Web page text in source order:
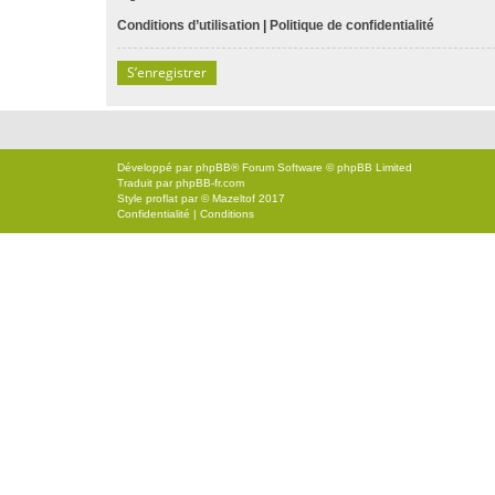
Conditions d’utilisation | Politique de confidentialité
S’enregistrer
Développé parphpBB® Forum Software © phpBB Limited
Traduit parphpBB-fr.com
Style proflat par ©Mazeltof 2017
Confidentialité | Conditions